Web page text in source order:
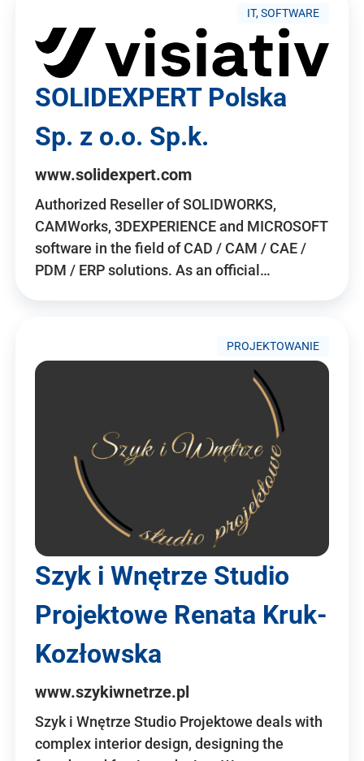
IT, SOFTWARE
SOLIDEXPERT Polska
Sp. z o.o. Sp.k.
www.solidexpert.com
Authorized Reseller of SOLIDWORKS,
CAMWorks, 3DEXPERIENCE and MICROSOFT
software in the field of CAD / CAM / CAE /
PDM / ERP solutions. As an official…
PROJEKTOWANIE
Szyk i Wnętrze Studio
Projektowe Renata Kruk-
Kozłowska
www.szykiwnetrze.pl
Szyk i Wnętrze Studio Projektowe deals with
complex interior design, designing the